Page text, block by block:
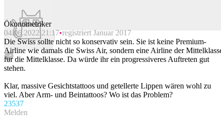
Beitrag melden
Ökonometriker
04.06.2022 21:17 registriert Januar 2017
Die Swiss sollte nicht so konservativ sein. Sie ist keine Premium-
Airline wie damals die Swiss Air, sondern eine Airline der
für die Mittelklasse. Da würde ihr ein progressiveres Auftreten gut
stehen.
Klar, massive Gesichtstattoos und getellerte Lippen wären wohl zu
viel. Aber Arm- und Beintattoos? Wo ist das Problem?
23537
Melden